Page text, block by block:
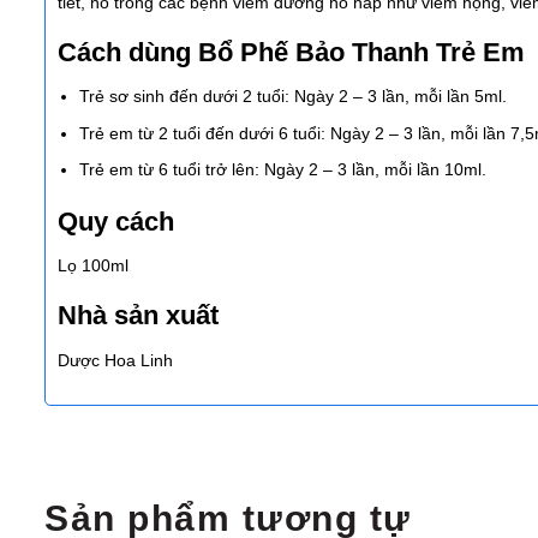
Cách dùng Bổ Phế Bảo Thanh Trẻ Em
Trẻ sơ sinh đến dưới 2 tuổi: Ngày 2 – 3 lần, mỗi lần 5ml.
Trẻ em từ 2 tuổi đến dưới 6 tuổi: Ngày 2 – 3 lần, mỗi lần
Trẻ em từ 6 tuổi trở lên: Ngày 2 – 3 lần, mỗi lần 10ml.
Quy cách
Lọ 100ml
Nhà sản xuất
Dược Hoa Linh
Sản phẩm tương tự